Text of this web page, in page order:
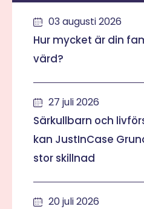
03 augusti 2026
Hur mycket är din
värd?
27 juli 2026
Särkullbarn och
kan JustInCase
stor skillnad
20 juli 2026